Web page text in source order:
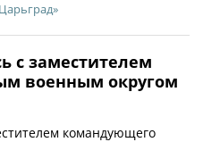
с заместителем
военным округом
командующего